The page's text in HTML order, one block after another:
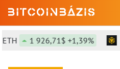
1 926,71$ +1,39%